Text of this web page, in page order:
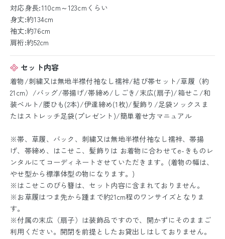
対応身長:110cm～123cmくらい
身丈:約134cm
袖丈:約76cm
肩裄:約52cm
セット内容
着物/刺繍又は無地半襟付袖なし襦袢/結び帯セット/草履（約
21cm）/バッグ/帯揚げ/帯締め/しごき/末広(扇子)/箱せこ/和
装ベルト/腰ひも(2本)/伊達締め(1枚)/髪飾り/足袋ソックスま
たはストレッチ足袋(プレゼント)/簡単着せ方マニュアル
※帯、草履、バック、刺繍又は無地半襟付袖なし襦袢、帯揚
げ、帯締め、はこせこ、髪飾りは お着物に合わせてe-きものレ
ンタルにてコーディネートさせていただきます。(着物の幅は、
やせ型から標準体型の物になります。)
※はこせこのびら簪は、セット内容に含まれておりません。
※お草履はつま先から踵まで約21cm程のワンサイズとなりま
す。
※付属の末広（扇子）は装飾品ですので、開かずにそのままご
利用ください。開閉を前提としたお貸出しはしておりません。